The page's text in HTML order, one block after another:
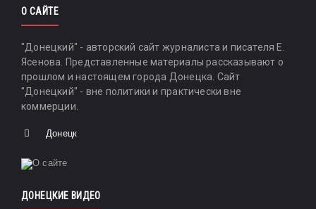
О САЙТЕ
"Донецкий" - авторский сайт журналиста и писателя Е.
Ясенова. Представленные материалы рассказывают о
прошлом и настоящем города Донецка. Сайт
"Донецкий" - вне политики и практически вне
коммерции.
Донецк
ДОНЕЦКИЕ ВИДЕО